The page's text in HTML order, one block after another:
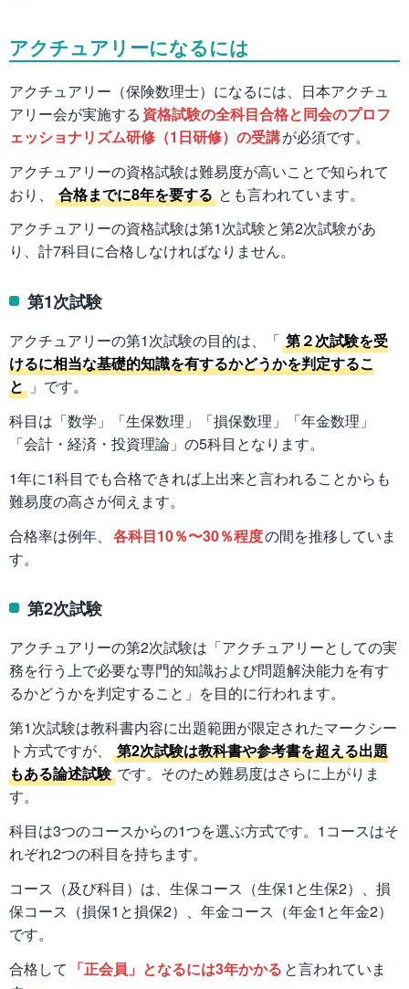
アクチュアリーになるには
アクチュアリー（保険数理士）になるには、日本アクチュ
アリー会が実施する 資格試験の全科目合格と同会のプロフ
ェッショナリズム研修（1日研修）の受講が必須です。
アクチュアリーの資格試験は難易度が高いことで知られて
おり、
合格までに8年を要する とも言われています。
アクチュアリーの資格試験は第1次試験と第2次試験があ
り、計7科目に合格しなければなりません。
第1次試験
アクチュアリーの第1次試験の目的は、「 第２次試験を受
けるに相当な基礎的知識を有するかどうかを判定するこ
と 」です。
科目は「数学」「生保数理」「損保数理」「年金数理」
「会計・経済・投資理論」の5科目となります。
1年に1科目でも合格できれば上出来と言われることからも
難易度の高さが伺えます。
合格率は例年、 各科目10％〜30％程度の間を推移していま
す。
第2次試験
アクチュアリーの第2次試験は「アクチュアリーとしての実
務を行う上で必要な専門的知識および問題解決能力を有す
るかどうかを判定すること」を目的に行われます。
第1次試験は教科書内容に出題範囲が限定されたマークシー
ト方式ですが、
第2次試験は教科書や参考書を超える出題
もある論述試験 です。そのため難易度はさらに上がりま
す。
科目は3つのコースからの1つを選ぶ方式です。1コースはそ
れぞれ2つの科目を持ちます。
コース（及び科目）は、生保コース（生保1と生保2）、損
保コース（損保1と損保2）、年金コース（年金1と年金2）
です。
合格して 「正会員」となるには3年かかる と言われていま